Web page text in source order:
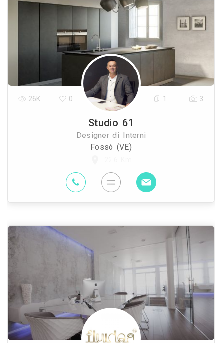
Studio 61
Designer di Interni
Fossò (VE)
26K 0 1 3